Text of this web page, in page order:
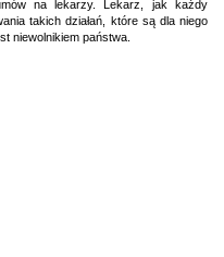
na lekarzy. Lekarz, jak każdy
takich działań, które są dla niego
niewolnikiem państwa.